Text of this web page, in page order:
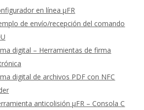
en línea μFR
de envío/recepción del comando
digital – Herramientas de firma
digital de archivos PDF con NFC
anticolisión μFR – Consola C